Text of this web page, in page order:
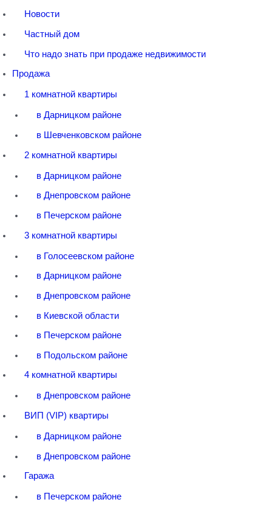
Новости
Частный дом
Что надо знать при продаже недвижимости
Продажа
1 комнатной квартиры
в Дарницком районе
в Шевченковском районе
2 комнатной квартиры
в Дарницком районе
в Днепровском районе
в Печерском районе
3 комнатной квартиры
в Голосеевском районе
в Дарницком районе
в Днепровском районе
в Киевской области
в Печерском районе
в Подольском районе
4 комнатной квартиры
в Днепровском районе
ВИП (VIP) квартиры
в Дарницком районе
в Днепровском районе
Гаража
в Печерском районе